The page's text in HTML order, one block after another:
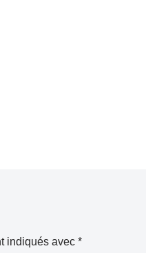
indiqués avec *